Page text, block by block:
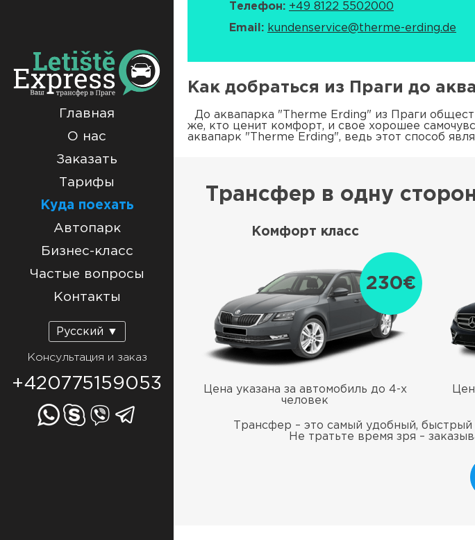
Главная
О нас
Заказать
Тарифы
Куда поехать
Автопарк
Бизнес-класс
Частые вопросы
Контакты
Русский ▼
Консультация и заказ
+420775159053
Телефон: +49 8122 5502000
Email: kundenservice@therme-erding.de
Как добраться из Праги до
До аквапарка "Therme Erding" из Праги
же, кто ценит комфорт, и свое хорошее
аквапарк "Therme Erding", ведь этот способ
Трансфер в одну
Комфорт класс
230€
Цена указана за автомобиль до 4-х
человек
Трансфер – это самый удобный,
Не тратьте время зря –